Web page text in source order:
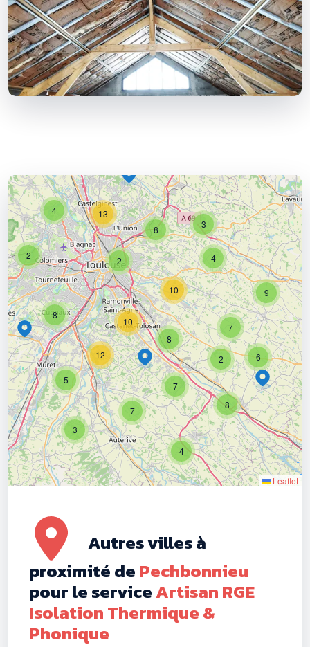
5
3
8
4
7
7
3
2
8
2
8
8
10
12
10
2
4 13
4
6
7
9
Leaflet
Autres villes à
proximité dePechbonnieu
pour le serviceArtisan RGE
Isolation Thermique &
Phonique